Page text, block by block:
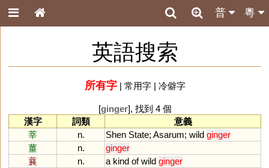
粵
普
英語搜索
所有字| 常用字| 冷僻字
[ginger], 找到 4 個
漢字
詞類
意義
莘
n. Shen State; Asarum; wild ginger
薑
n.
ginger
蘘
n. a kind of wild ginger